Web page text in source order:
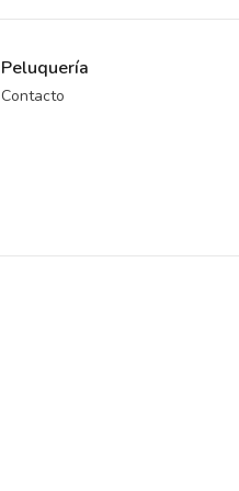
Peluquería
Contacto